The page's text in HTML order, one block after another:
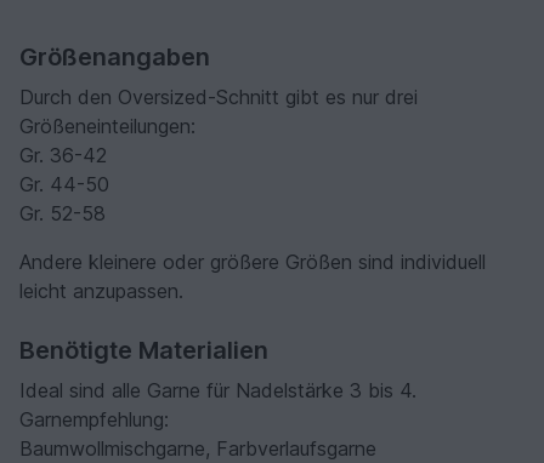
Größenangaben
Durch den Oversized-Schnitt gibt es nur drei
Größeneinteilungen:
Gr. 36-42
Gr. 44-50
Gr. 52-58
Andere kleinere oder größere Größen sind individuell
leicht anzupassen.
Benötigte Materialien
Ideal sind alle Garne für Nadelstärke 3 bis 4.
Garnempfehlung:
Baumwollmischgarne, Farbverlaufsgarne